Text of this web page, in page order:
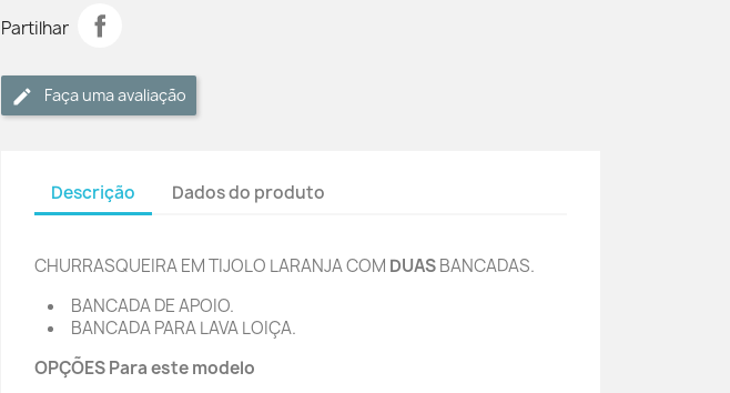
Partilhar
Faça uma avaliação
Descrição Dados do produto
CHURRASQUEIRA EM TIJOLO LARANJA COM DUASBANCADAS.
BANCADA DE APOIO.
BANCADA PARA LAVA LOIÇA.
OPÇÕES Para este modelo